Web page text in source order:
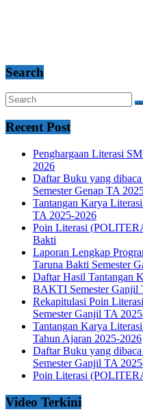
Search
Recent Post
Penghargaan Literasi
2026
Daftar Buku yang
Semester Genap TA
Tantangan Karya
TA 2025-2026
Poin Literasi
Bakti
Laporan Lengkap
Taruna Bakti Semester
Daftar Hasil Tantangan
BAKTI Semester Ganjil
Rekapitulasi Poin
Semester Ganjil TA
Tantangan Karya
Tahun Ajaran 2025-2026
Daftar Buku yang
Semester Ganjil TA
Poin Literasi
Video Terkini